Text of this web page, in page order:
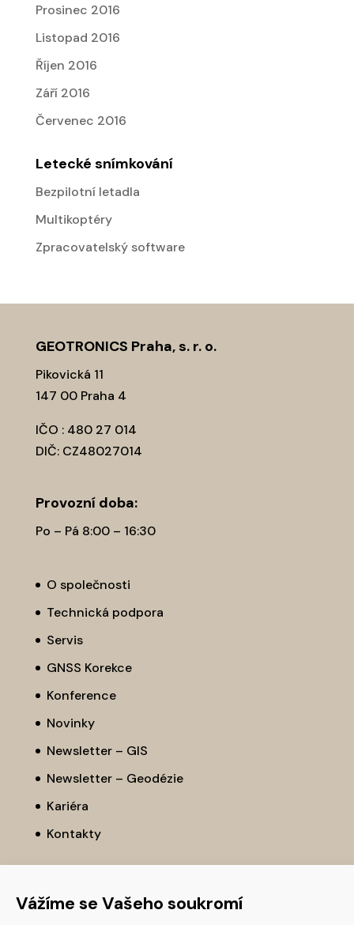
Vážíme se Vašeho soukromí
Prosinec 2016
Listopad 2016
Říjen 2016
Září 2016
Červenec 2016
Letecké snímkování
Bezpilotní letadla
Multikoptéry
Zpracovatelský software
GEOTRONICS Praha, s. r. o.
Pikovická 11
147 00 Praha 4
IČO : 480 27 014
DIČ: CZ48027014
Provozní­ doba:
Po – Pá 8:00 – 16:30
O společnosti
Technická podpora
Servis
GNSS Korekce
Konference
Novinky
Newsletter – GIS
Newsletter – Geodézie
Kariéra
Kontakty